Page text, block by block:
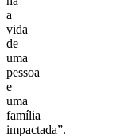
a
vida
de
uma
pessoa
e
uma
família
impactada”.